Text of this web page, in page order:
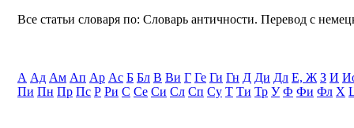
Все статьи словаря по: Словарь античности. Перевод с
А Ад Ам Ап Ар Ас Б Бл В Ви Г Ге Ги Гн Д Ди Дл Е, Ж З И
Пи Пн Пр Пс Р Ри С Се Си Сл Сп Су Т Ти Тр У Ф Фи Фл Х